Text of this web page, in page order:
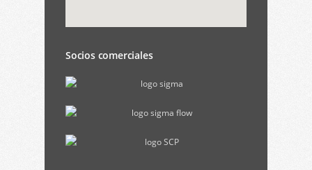
Socios comerciales